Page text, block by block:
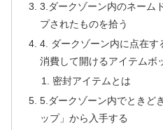
3.ダークゾーン内のネーム
プされたものを拾う
4. ダークゾーン内に点在す
消費して開けるアイテムボ
密封アイテムとは
5.ダークゾーン内でときど
ップ」から入手する